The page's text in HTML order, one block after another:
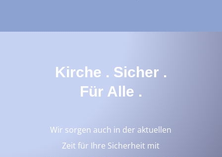
Kirche . Sicher .
Für Alle .
Wir sorgen auch in der aktuellen
Zeit für Ihre Sicherheit mit